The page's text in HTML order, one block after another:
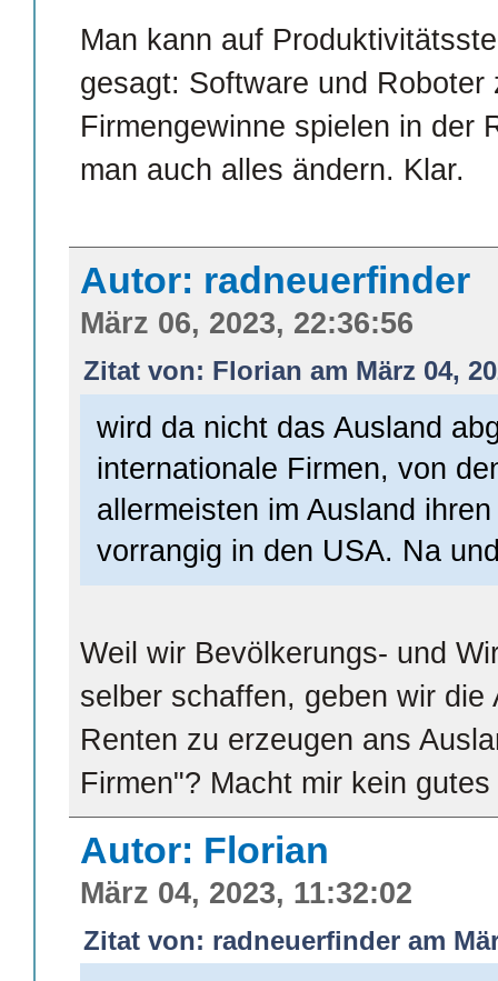
Man kann auf
gesagt: Software und
Firmengewinne spielen in der
man auch alles ändern. Klar.
Autor: radneuerfinder
März 06, 2023, 22:36:56
Zitat von: Florian am März 04,
wird da nicht das Ausland
internationale Firmen, von
allermeisten im Ausland
vorrangig in den USA. Na
Weil wir Bevölkerungs- und
selber schaffen, geben wir
Renten zu erzeugen ans
Firmen"? Macht mir kein
Autor: Florian
März 04, 2023, 11:32:02
Zitat von: radneuerfinder am